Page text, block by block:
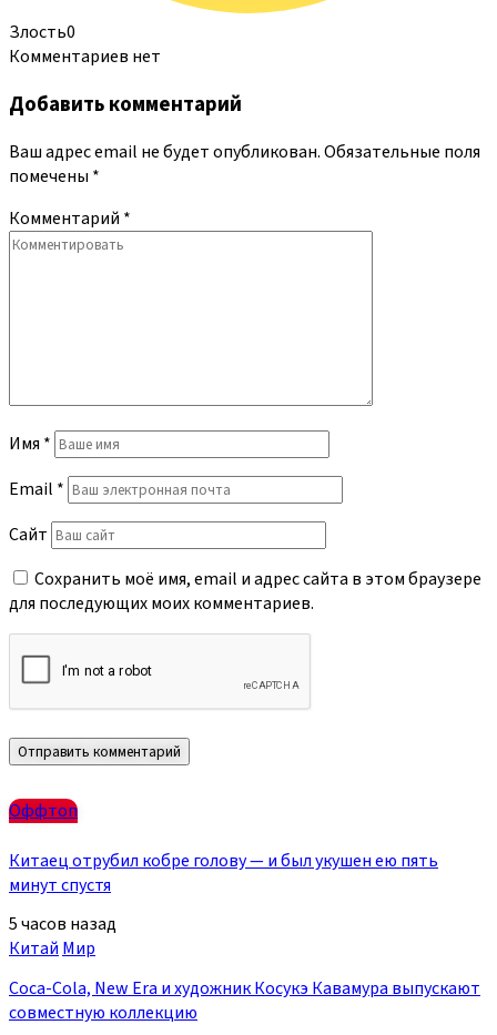
Злость0
Комментариев нет
Добавить комментарий
Ваш адрес email не будет опубликован.Обязательные поля
помечены *
Комментарий *
Имя *
Email *
Сайт
Сохранить моё имя, email и адрес сайта в этом браузере
для последующих моих комментариев.
Оффтоп
Китаец отрубил кобре голову — и был укушен ею пять
минут спустя
5 часов назад
Китай Мир
Coca-Cola, New Era и художник Косукэ Кавамура выпускают
совместную коллекцию